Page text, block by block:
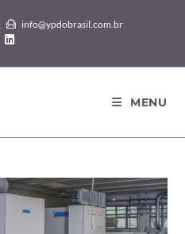
info@ypdobrasil.com.br
MENU